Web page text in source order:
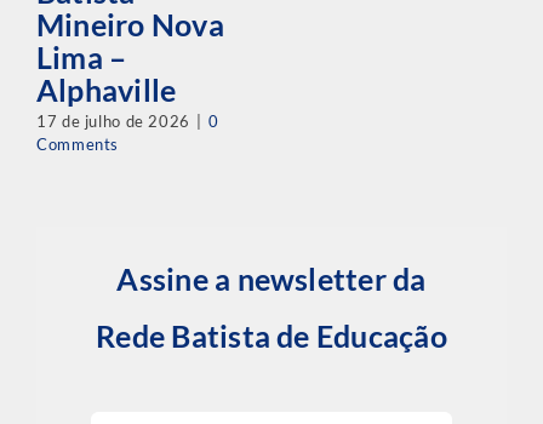
Mineiro Nova
Lima –
Alphaville
17 de julho de 2026
0
Comments
Assine a newsletter da
Rede Batista de Educação